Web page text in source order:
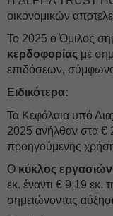
οικονομικών
Το 2025 ο Όμιλος
κερδοφορίας με
επιδόσεων,
Ειδικότερα:
Τα Κεφάλαια υπό
2025 ανήλθαν στα €
προηγούμενης
Ο κύκλος εργασιών
εκ. έναντι € 9,19 εκ.
σημειώνοντας